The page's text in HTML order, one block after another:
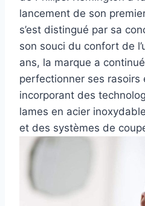
lancement de son
s’est distingué par sa
son souci du confort de
ans, la marque a
perfectionner ses rasoirs
incorporant des
lames en acier
et des systèmes de